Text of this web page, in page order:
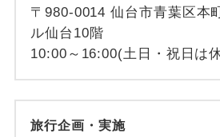
〒980-0014 仙台市青葉区本
ル仙台10階
10:00～16:00(土日・祝日は
旅行企画・実施